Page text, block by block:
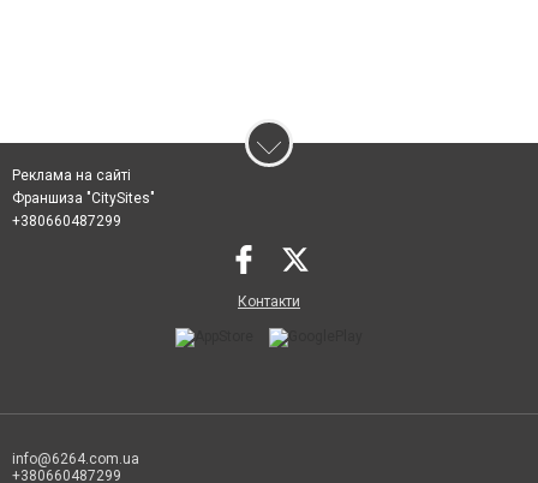
Реклама на сайті
Франшиза "CitySites"
+380660487299
Контакти
info@6264.com.ua
+380660487299